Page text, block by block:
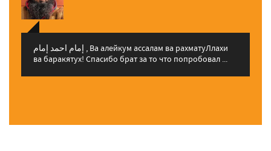
إمام احمد إمام , Ва алейкум ассалам ва рахматуЛлахи
ва баракятух! Спасибо брат за то что попробовал ...